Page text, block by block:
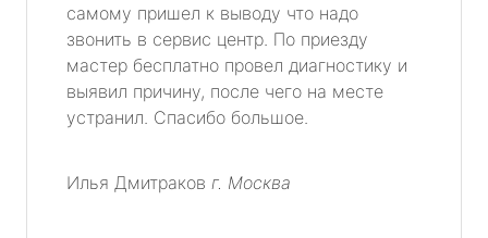
самому пришел к выводу что надо
звонить в сервис центр. По приезду
мастер бесплатно провел диагностику и
выявил причину, после чего на месте
устранил. Спасибо большое.
Илья Дмитраков г. Москва